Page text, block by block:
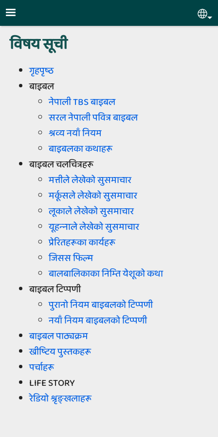
Skip to main content
विषय सूची
गृहपृष्‍ठ
बाइबल
नेपाली TBS बाइबल
सरल नेपाली पवित्र बाइबल
श्रव्‍य नयाँ नियम
बाइबलका कथाहरू
बाइबल चलचित्रहरू
मत्तीले लेखेको सुसमाचार
मर्कूसले लेखेको सुसमाचार
लूकाले लेखेको सुसमाचार
यूहन्‍नाले लेखेको सुसमाचार
प्रेरितहरूका कार्यहरू
जिसस फिल्म
बालबालिकाका निम्‍ति येशूको कथा
बाइबल टिप्‍पणी
पुरानो नियम बाइबलको टिप्‍पणी
नयाँ नियम बाइबलको टिप्‍पणी
बाइबल पाठ्यक्रम
ख्रीष्‍टिय पुस्‍तकहरू
पर्चाहरू
LIFE STORY
रेडियो श्रृङ्खलाहरू